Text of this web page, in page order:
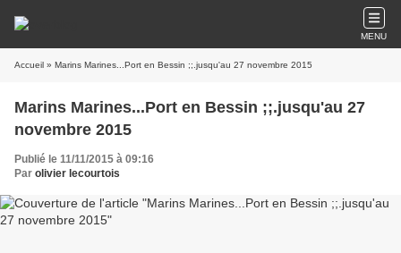
MENU
Accueil » Marins Marines...Port en Bessin ;;.jusqu'au 27 novembre 2015
Marins Marines...Port en Bessin ;;.jusqu'au 27
novembre 2015
Publié le 11/11/2015 à 09:16
Par olivier lecourtois